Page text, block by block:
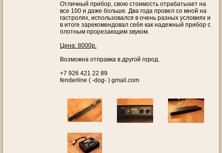
Отличный прибор, свою стоимость отрабатыает на
все 100 и даже больше. Два года провел со мной на
гастролях, использовался в очень разных условиях и
в итоге зарекомендовал себя как надежный прибор с
плотным прорезающим звуком.
Цена: 8000р.
Возможна отправка в другой город.
+7 926 421 22 89
fenderline ( -dog- ) gmail.com